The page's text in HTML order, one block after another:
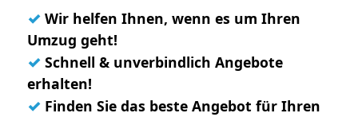
✓ Wir helfen Ihnen, wenn es um Ihren
Umzug geht!
✓ Schnell & unverbindlich Angebote
erhalten!
✓ Finden Sie das beste Angebot für Ihren